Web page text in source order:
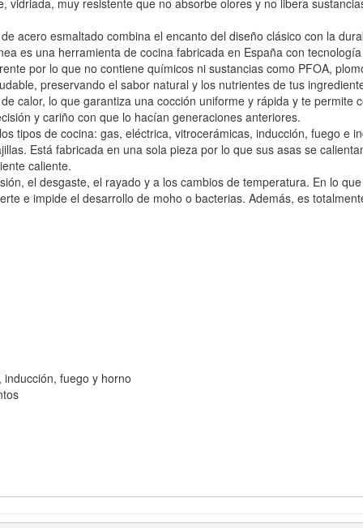
vidriada, muy resistente que no absorbe olores y no libera
acero esmaltado combina el encanto del diseño clásico con la
es una herramienta de cocina fabricada en España con
por lo que no contiene químicos ni sustancias como PFOA,
preservando el sabor natural y los nutrientes de tus
calor, lo que garantiza una cocción uniforme y rápida y te
y cariño con que lo hacían generaciones anteriores.
tipos de cocina: gas, eléctrica, vitrocerámicas, inducción, fuego e
Está fabricada en una sola pieza por lo que sus asas se
caliente.
el desgaste, el rayado y a los cambios de temperatura. En lo
e impide el desarrollo de moho o bacterias. Además, es
fuego y horno